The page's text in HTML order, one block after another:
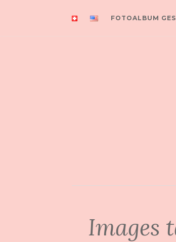
FOTOALBUM
Images